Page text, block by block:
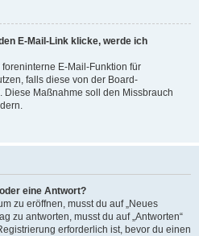
E-Mail-Link klicke, werde ich
E-Mail-Funktion für
falls diese von der Board-
Maßnahme soll den Missbrauch
eine Antwort?
zu eröffnen, musst du auf „Neues
zu antworten, musst du auf „Antworten“
erforderlich ist, bevor du einen